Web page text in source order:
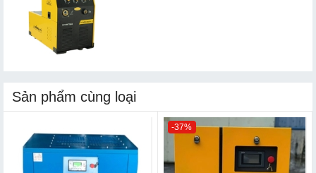
Sản phẩm cùng loại
-37%